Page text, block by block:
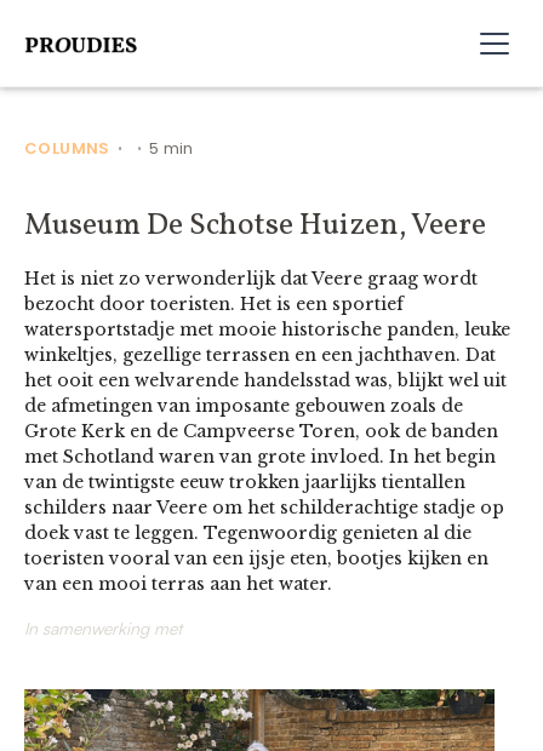
COLUMNS • • 5 min
Museum De Schotse Huizen, Veere
Het is niet zo verwonderlijk dat Veere graag wordt
bezocht door toeristen. Het is een sportief
watersportstadje met mooie historische panden, leuke
winkeltjes, gezellige terrassen en een jachthaven. Dat
het ooit een welvarende handelsstad was, blijkt wel uit
de afmetingen van imposante gebouwen zoals de
Grote Kerk en de Campveerse Toren, ook de banden
met Schotland waren van grote invloed. In het begin
van de twintigste eeuw trokken jaarlijks tientallen
schilders naar Veere om het schilderachtige stadje op
doek vast te leggen. Tegenwoordig genieten al die
toeristen vooral van een ijsje eten, bootjes kijken en
van een mooi terras aan het water.
In samenwerking met